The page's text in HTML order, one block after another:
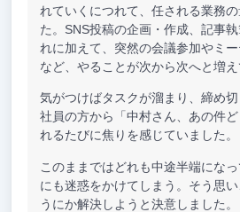
れていくにつれて、任される業務
た。SNS投稿の企画・作成、記事
れに加えて、突然の会議参加やミ
など、やることが次から次へと増え
気がつけばタスクが溜まり、締め切
社員の方から「中村さん、あの件
れるたびに焦りを感じていました。
このままではどれも中途半端にな
にも迷惑をかけてしまう。そう思
うにか解決しようと決意しました。